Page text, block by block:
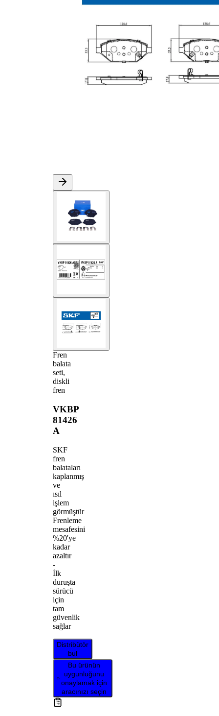
Fren
balata
seti,
diskli
fren
VKBP
81426
A
SKF
fren
balataları
kaplanmış
ve
ısıl
işlem
görmüştür
Frenleme
mesafesini
%20'ye
kadar
azaltır
-
İlk
duruşta
sürücü
için
tam
güvenlik
sağlar
Distribütör
bul
Bu ürünün
uygunluğunu
onaylamak için
aracınızı seçin